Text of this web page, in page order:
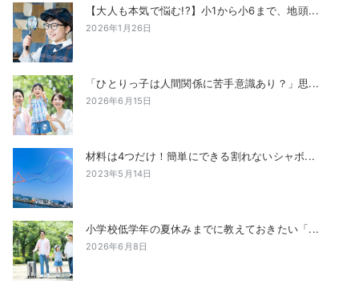
【大人も本気で悩む!?】小1から小6まで、地頭...
2026年1月26日
「ひとりっ子は人間関係に苦手意識あり？」思...
2026年6月15日
材料は4つだけ！簡単にできる割れないシャボ...
2023年5月14日
小学校低学年の夏休みまでに教えておきたい「...
2026年6月8日